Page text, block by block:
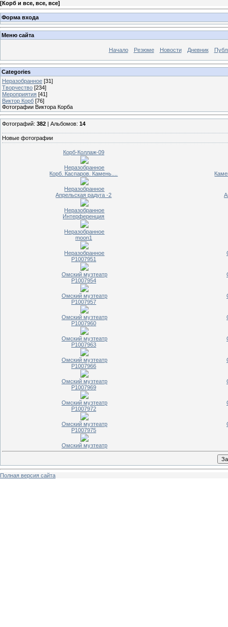
[Корб и все, все, все]
Форма входа
Меню сайта
Начало Резюме Новости Дневник
Categories
Неразобранное [31]
Творчество [234]
Мероприятия [41]
Виктор Корб [76]
Фотографии Виктора Корба
Фотографий: 382 | Альбомов: 14
Новые фотографии
Корб-Коллаж-09
Неразобранное
Корб. Каспаров. Камень....
Неразобранное
Апрельская радуга -2
Неразобранное
Интерференция
Неразобранное
moon1
Неразобранное
P1007951
Омский музтеатр
P1007954
Омский музтеатр
P1007957
Омский музтеатр
P1007960
Омский музтеатр
P1007963
Омский музтеатр
P1007966
Омский музтеатр
P1007969
Омский музтеатр
P1007972
Омский музтеатр
P1007975
Омский музтеатр
Полная версия сайта